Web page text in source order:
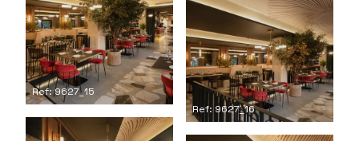
Ref: 9627_15
Ref: 9627_16